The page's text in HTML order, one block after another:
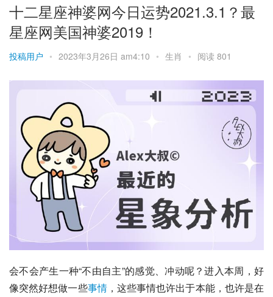
十二星座神婆网今日运势2021.3.1？最
星座网美国神婆2019！
投稿用户 • 2023年3月26日 am4:10 • 生肖 • 阅读 801
会不会产生一种“不由自主”的感觉、冲动呢？进入本周，好
像突然好想做一些事情，这些事情也许出于本能，也许是在